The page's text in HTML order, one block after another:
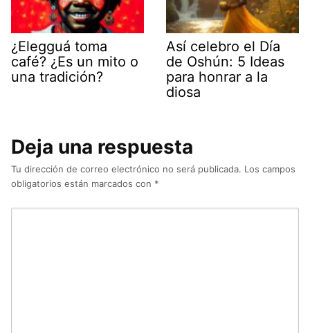
¿Elegguá toma
café? ¿Es un mito o
una tradición?
Así celebro el Día
de Oshún: 5 Ideas
para honrar a la
diosa
Deja una respuesta
Tu dirección de correo electrónico no será publicada. Los campos
obligatorios están marcados con *